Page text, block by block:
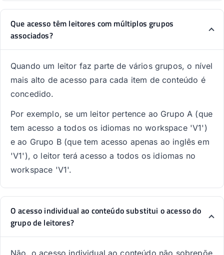
Que acesso têm leitores com múltiplos grupos
associados?
Quando um leitor faz parte de vários grupos, o nível
mais alto de acesso para cada item de conteúdo é
concedido.
Por exemplo, se um leitor pertence ao Grupo A (que
tem acesso a todos os idiomas no workspace 'V1')
e ao Grupo B (que tem acesso apenas ao inglês em
'V1'), o leitor terá acesso a todos os idiomas no
workspace 'V1'.
O acesso individual ao conteúdo substitui o acesso do
grupo de leitores?